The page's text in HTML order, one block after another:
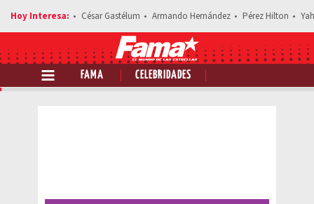
César Gastélum Armando Hernández Pérez Hilton
FAMA CELEBRIDADES
Comparte esta noticia